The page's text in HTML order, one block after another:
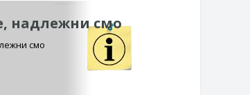
надлежни смо
смо